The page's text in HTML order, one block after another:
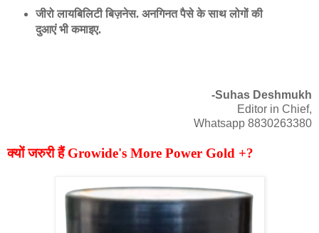
जीरो लायबिलिटी बिज़नेस. अनगिनत पैसे के साथ लोगों की
दुआएं भी कमाइए.
-Suhas Deshmukh
Editor in Chief,
Whatsapp 8830263380
क्यों जरुरी हैं Growide's More Power Gold +?